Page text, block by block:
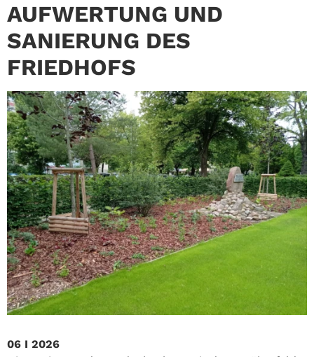
AUFWERTUNG UND
SANIERUNG DES
FRIEDHOFS
06 I 2026